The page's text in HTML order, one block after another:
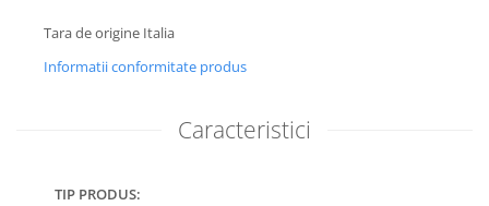
Tara de origine Italia
Informatii conformitate produs
Caracteristici
TIP PRODUS: